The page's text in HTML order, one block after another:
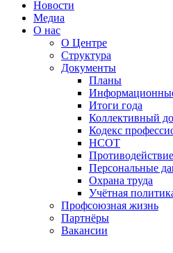
Новости
Медиа
О нас
О Центре
Структура
Документы
Планы
Итоги года
Коллективный
Кодекс
НСОТ
Персональные
Охрана труда
Учётная
Профсоюзная жизнь
Партнёры
Вакансии